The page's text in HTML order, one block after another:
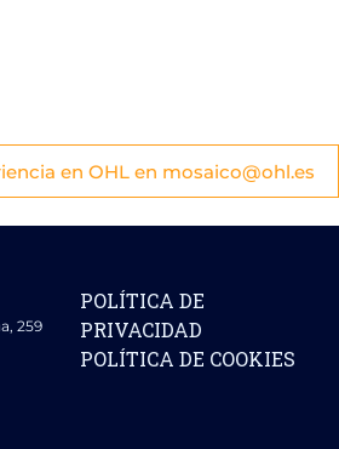
en OHL en mosaico@ohl.es
259
POLÍTICA DE
PRIVACIDAD
POLÍTICA DE COOKIES